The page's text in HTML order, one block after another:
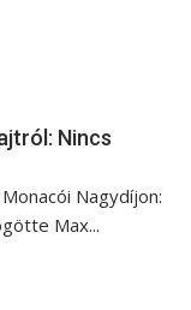
Nincs
Nagydíjon:
Max...